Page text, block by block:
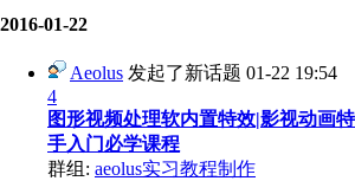
2016-01-22
Aeolus 发起了新话题 01-22 19:54
4
图形视频处理软内置特效|影视动画
手入门必学课程
群组: aeolus实习教程制作